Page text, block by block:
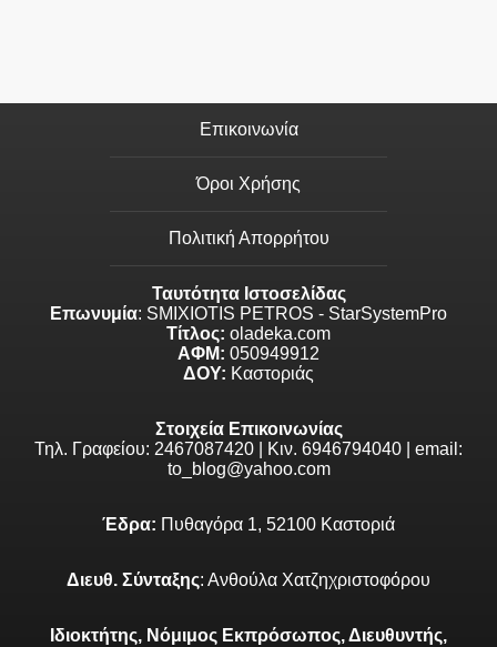
Επικοινωνία
Όροι Χρήσης
Πολιτική Απορρήτου
Ταυτότητα Ιστοσελίδας
Επωνυμία: SMIXIOTIS PETROS - StarSystemPro
Τίτλος: oladeka.com
ΑΦΜ: 050949912
ΔΟΥ: Καστοριάς
Στοιχεία Επικοινωνίας
Τηλ. Γραφείου: 2467087420 | Κιν. 6946794040 | email:
to_blog@yahoo.com
Έδρα: Πυθαγόρα 1, 52100 Καστοριά
Διευθ. Σύνταξης: Ανθούλα Χατζηχριστοφόρου
Ιδιοκτήτης, Νόμιμος Εκπρόσωπος, Διευθυντής,